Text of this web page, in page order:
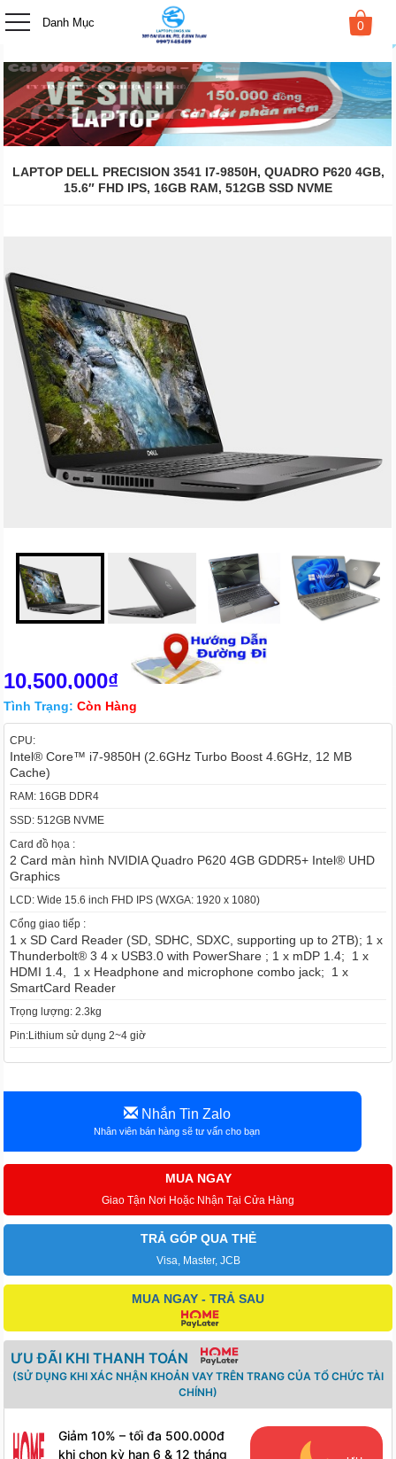
Danh Mục 0
LAPTOP DELL PRECISION 3541 I7-9850H, QUADRO P620 4GB,
15.6″ FHD IPS, 16GB RAM, 512GB SSD NVME
10,500,000₫
Tình Trạng: Còn Hàng
CPU:
Intel® Core™ i7-9850H (2.6GHz Turbo Boost 4.6GHz, 12 MB
Cache)
RAM: 16GB DDR4
SSD: 512GB NVME
Card đồ họa :
2 Card màn hình NVIDIA Quadro P620 4GB GDDR5+ Intel® UHD
Graphics
LCD: Wide 15.6 inch FHD IPS (WXGA: 1920 x 1080)
Cổng giao tiếp :
1 x SD Card Reader (SD, SDHC, SDXC, supporting up to 2TB); 1 x
Thunderbolt® 3 4 x USB3.0 with PowerShare ; 1 x mDP 1.4; 1 x
HDMI 1.4, 1 x Headphone and microphone combo jack; 1 x
SmartCard Reader
Trọng lượng: 2.3kg
Pin:Lithium sử dụng 2~4 giờ
Nhắn Tin Zalo
Nhân viên bán hàng sẽ tư vấn cho bạn
MUA NGAY
Giao Tận Nơi Hoặc Nhận Tại Cửa Hàng
TRẢ GÓP QUA THẺ
Visa, Master, JCB
MUA NGAY - TRẢ SAU
ƯU ĐÃI KHI THANH TOÁN
(SỬ DỤNG KHI XÁC NHẬN KHOẢN VAY TRÊN TRANG CỦA TỔ CHỨC TÀI
CHÍNH)
Giảm 10% – tối đa 500.000đ
khi chọn kỳ hạn 6 & 12 tháng